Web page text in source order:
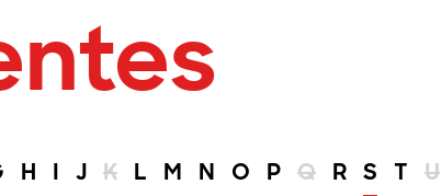
H I J K L M N O P Q R S T U